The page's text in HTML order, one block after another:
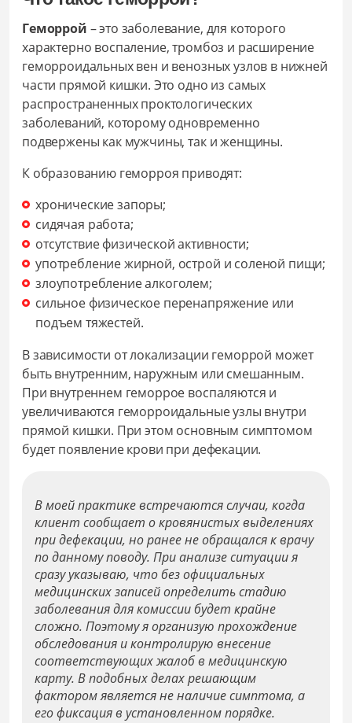
Геморрой – это заболевание, для которого
характерно воспаление, тромбоз и расширение
геморроидальных вен и венозных узлов в нижней
части прямой кишки. Это одно из самых
распространенных проктологических
заболеваний, которому одновременно
подвержены как мужчины, так и женщины.
К образованию геморроя приводят:
хронические запоры;
сидячая работа;
отсутствие физической активности;
употребление жирной, острой и соленой пищи;
злоупотребление алкоголем;
сильное физическое перенапряжение или
подъем тяжестей.
В зависимости от локализации геморрой может
быть внутренним, наружным или смешанным.
При внутреннем геморрое воспаляются и
увеличиваются геморроидальные узлы внутри
прямой кишки. При этом основным симптомом
будет появление крови при дефекации.
В моей практике встречаются случаи, когда
клиент сообщает о кровянистых выделениях
при дефекации, но ранее не обращался к врачу
по данному поводу. При анализе ситуации я
сразу указываю, что без официальных
медицинских записей определить стадию
заболевания для комиссии будет крайне
сложно. Поэтому я организую прохождение
обследования и контролирую внесение
соответствующих жалоб в медицинскую
карту. В подобных делах решающим
фактором является не наличие симптома, а
его фиксация в установленном порядке.